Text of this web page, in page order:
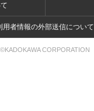
用者情報の外部送信について
©KADOKAWA CORPORATION